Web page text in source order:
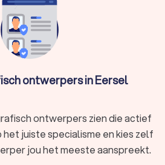
in Eersel hebben een
van een 8.8. Welke grafisch
Trustoo maak je een goede keuze
drukwerk en het ontwerpen van je
grafisch ontwerpers. Zo kan je
ontwerpers in Eersel
ontwerpers zien die actief
het juiste specialisme en kies zelf
jou het meeste aanspreekt.